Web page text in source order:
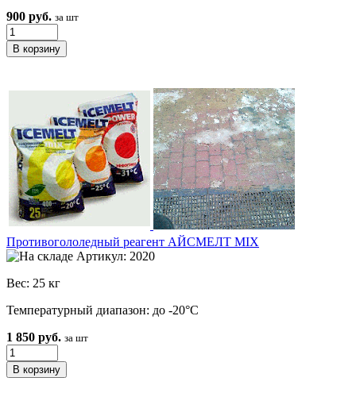
900 руб. за шт
Противогололедный реагент АЙСМЕЛТ MIX
Артикул: 2020
Вес: 25 кг
Температурный диапазон: до -20°С
1 850 руб. за шт